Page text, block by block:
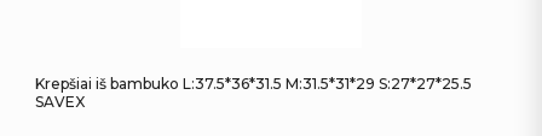
Krepšiai iš bambuko L:37.5*36*31.5 M:31.5*31*29 S:27*27*25.5
SAVEX